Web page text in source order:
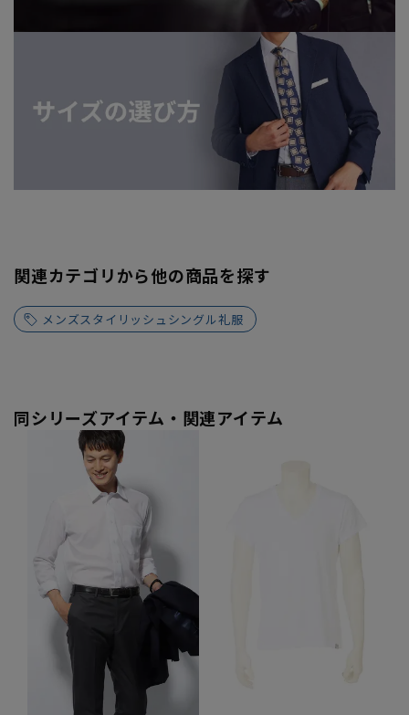
関連カテゴリから他の商品を探す
メンズスタイリッシュシングル礼服
同シリーズアイテム・関連アイテム